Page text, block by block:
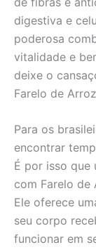
digestiva e
poderosa
vitalidade e
deixe o
Farelo de
Para os
encontrar
É por isso que
com Farelo de
Ele oferece
seu corpo
funcionar em